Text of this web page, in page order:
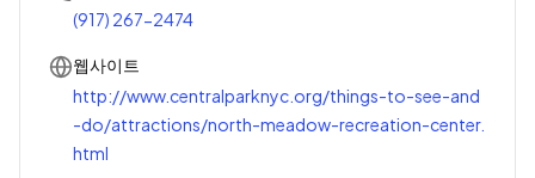
(917) 267-2474
웹사이트
http://www.centralparknyc.org/things-to-see-and
-do/attractions/north-meadow-recreation-center.
html